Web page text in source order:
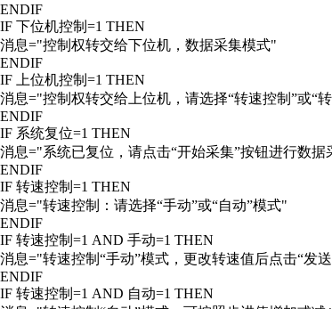
ENDIF
IF 下位机控制=1 THEN
消息="控制权转交给下位机，数据采集模式"
ENDIF
IF 上位机控制=1 THEN
消息="控制权转交给上位机，请选择“转速控制”或“
ENDIF
IF 系统复位=1 THEN
消息="系统已复位，请点击“开始采集”按钮进行数据
ENDIF
IF 转速控制=1 THEN
消息="转速控制：请选择“手动”或“自动”模式"
ENDIF
IF 转速控制=1 AND 手动=1 THEN
消息="转速控制“手动”模式，更改转速值后点击“发
ENDIF
IF 转速控制=1 AND 自动=1 THEN